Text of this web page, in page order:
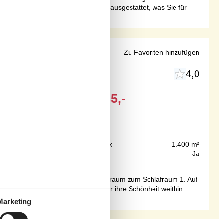
eingerichtet und mit allem ausgestattet, was Sie für
4,0
485,-
Grundstück
1.400 m²
Ja
Schlafraum 3 ist Durchgangsraum zum Schlafraum 1. Auf
bereit sind. Die Natur ist für ihre Schönheit weithin
Zu Favoriten hinzufügen